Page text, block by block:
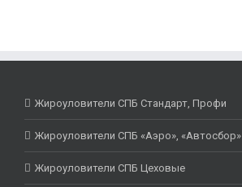
Жироуловители СПБ Стандарт, Профи
Жироуловители СПБ «Аэро», «Автосбор»
Жироуловители СПБ Цеховые